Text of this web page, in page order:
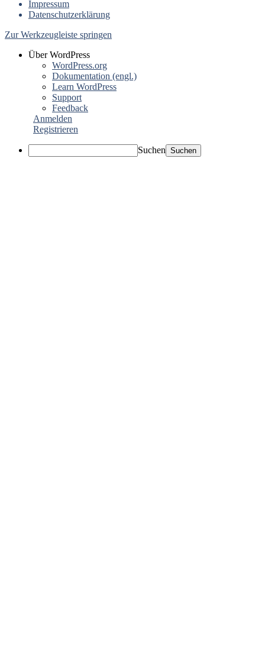
Impressum
Datenschutzerklärung
Zur Werkzeugleiste springen
Über WordPress
WordPress.org
Dokumentation (engl.)
Learn WordPress
Support
Feedback
Anmelden
Registrieren
Suchen